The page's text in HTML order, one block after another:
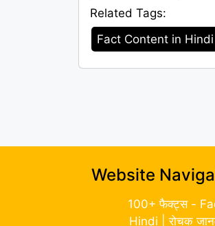
Related Tags:
Tags
Fact Content in Hindi
Website
100+ फैक्ट्स -
Hindi | रोचक